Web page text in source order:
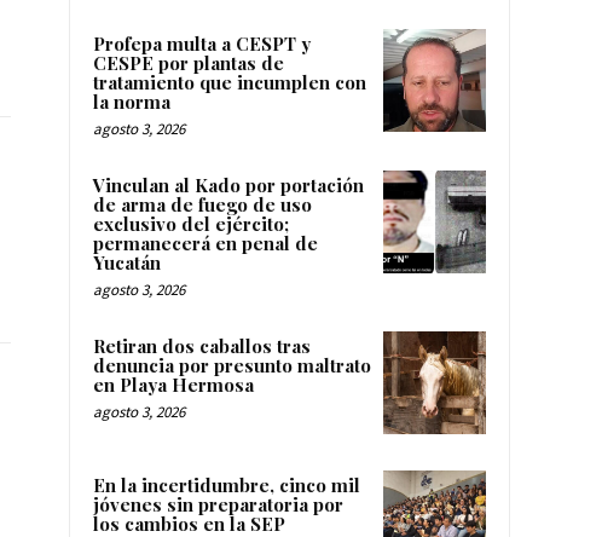
Profepa multa a CESPT y
CESPE por plantas de
tratamiento que incumplen con
la norma
agosto 3, 2026
Vinculan al Kado por portación
de arma de fuego de uso
exclusivo del ejército;
permanecerá en penal de
Yucatán
agosto 3, 2026
Retiran dos caballos tras
denuncia por presunto maltrato
en Playa Hermosa
agosto 3, 2026
En la incertidumbre, cinco mil
jóvenes sin preparatoria por
los cambios en la SEP